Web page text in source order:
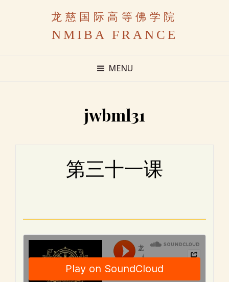
龙慈国际高等佛学院
NMIBA FRANCE
MENU
jwbml31
第三十一课